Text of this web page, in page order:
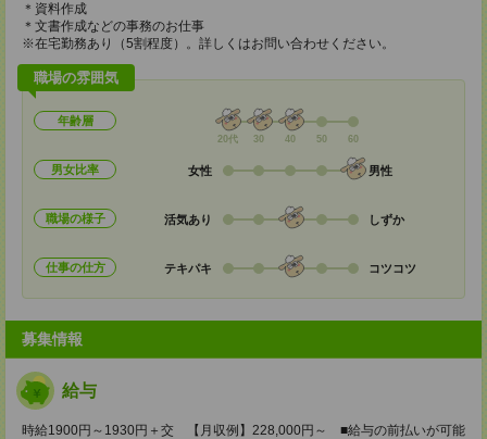
＊資料作成
＊文書作成などの事務のお仕事
※在宅勤務あり（5割程度）。詳しくはお問い合わせください。
職場の雰囲気
年齢層
20代 30 40 50 60
男女比率 女性 男性
職場の様子 活気あり しずか
仕事の仕方 テキパキ コツコツ
募集情報
給与
時給1900円～1930円＋交 【月収例】228,000円～ ■給与の前払いが可能